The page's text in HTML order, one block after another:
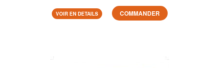
VOIR EN DETAILS COMMANDER